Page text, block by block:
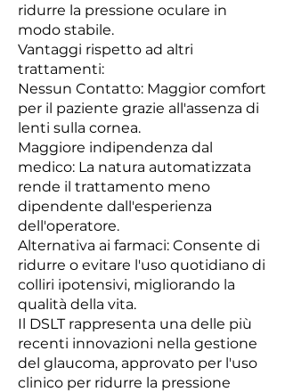
ridurre la pressione oculare in
modo stabile.
Vantaggi rispetto ad altri
trattamenti:
Nessun Contatto: Maggior comfort
per il paziente grazie all'assenza di
lenti sulla cornea.
Maggiore indipendenza dal
medico: La natura automatizzata
rende il trattamento meno
dipendente dall'esperienza
dell'operatore.
Alternativa ai farmaci: Consente di
ridurre o evitare l'uso quotidiano di
colliri ipotensivi, migliorando la
qualità della vita.
Il DSLT rappresenta una delle più
recenti innovazioni nella gestione
del glaucoma, approvato per l'uso
clinico per ridurre la pressione